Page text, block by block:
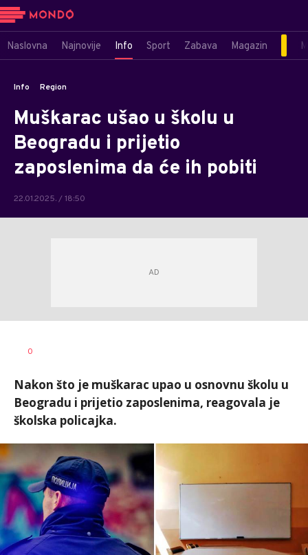
Naslovna Najnovije Info Sport Zabava Magazin
Info Region
Muškarac ušao u školu u
Beogradu i prijetio
zaposlenima da će ih pobiti
22.01.2025. / 18:50
AUTOR
0
Nakon što je muškarac upao u osnovnu školu u
Beogradu i prijetio zaposlenima, reagovala je
školska policajka.